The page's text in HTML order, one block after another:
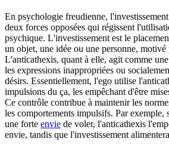
En psychologie freudienne,
deux forces opposées qui régissent
psychique. L'investissement est le
un objet, une idée ou une personne, motivé
L'anticathexis, quant à elle, agit comme
les expressions inappropriées ou
désirs. Essentiellement, l'ego utilise
impulsions du ça, les empêchant d'être
Ce contrôle contribue à maintenir les
les comportements impulsifs. Par exemple,
une forte envie de voler, l'anticathexis
envie, tandis que l'investissement